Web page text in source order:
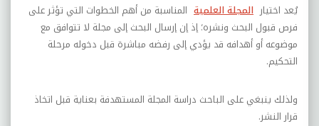
يُعد اختيار المجلة العلمية المناسبة من أهم الخطوات التي تؤثر على
فرص قبول البحث ونشره؛ إذ إن إرسال البحث إلى مجلة لا تتوافق مع
موضوعه أو أهدافه قد يؤدي إلى رفضه مباشرة قبل دخوله مرحلة
التحكيم.
ولذلك ينبغي على الباحث دراسة المجلة المستهدفة بعناية قبل اتخاذ
قرار النشر.